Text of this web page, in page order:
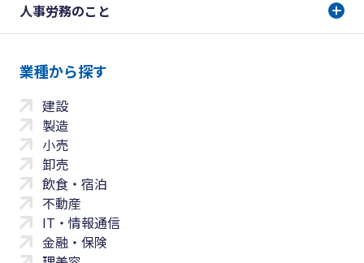
人事労務のこと
業種から探す
建設
製造
小売
卸売
飲食・宿泊
不動産
IT・情報通信
金融・保険